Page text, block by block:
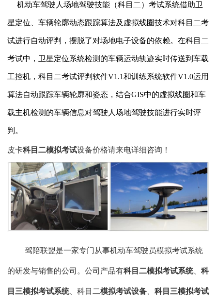
机动车驾驶人场地驾驶技能（科目二）考试系统借助卫
星定位、车辆轮廓动态跟踪算法及虚拟线圈技术对科目二考
试进行自动评判，摆脱了对场地电子设备的依赖。在科目二
考试中，卫星定位系统检测的车辆运动轨迹实时传送到车载
工控机，科目二考试评判软件V1.1和训练系统软件V1.0运用
算法自动跟踪车辆轮廓和姿态，结合GIS中的虚拟线圈和车
载主机检测的车辆信息对驾驶人场地驾驶技能进行实时评
判。
皮卡科目二模拟考试设备价格请来电详细咨询！
驾陪联盟是一家专门从事机动车驾驶员模拟考试系统
的研发与销售的公司。公司产品有科目二模拟考试系统、 科
目三模拟考试系统、科目二模拟考试设备 科目三模拟考试